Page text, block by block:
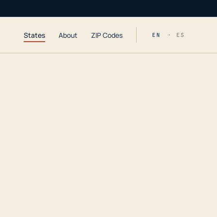
States About ZIP Codes EN · ES